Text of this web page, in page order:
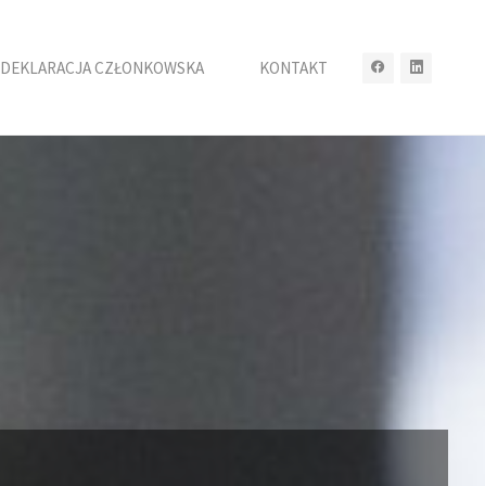
DEKLARACJA CZŁONKOWSKA KONTAKT